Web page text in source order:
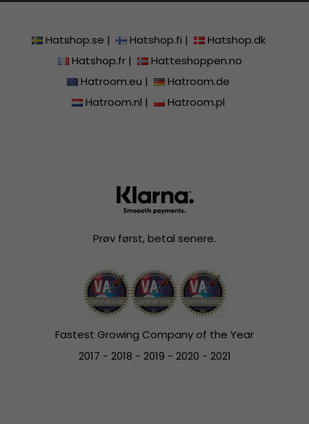
Hatshop.se | Hatshop.fi |
Hatshop.dk
Hatshop.fr|
Hatteshoppen.no
Hatroom.eu |
Hatroom.de
Hatroom.nl | Hatroom.pl
Prøv først, betal senere.
Fastest Growing Company of the Year
2017 - 2018 - 2019 - 2020 - 2021